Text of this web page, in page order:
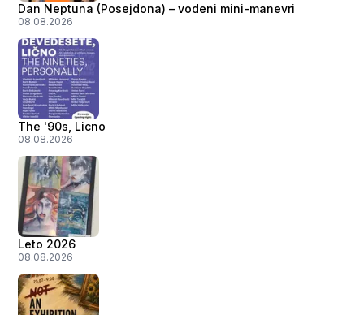
Dan Neptuna (Posejdona) – vodeni mini-manevri
08.08.2026
The '90s, Licno
08.08.2026
Leto 2026
08.08.2026